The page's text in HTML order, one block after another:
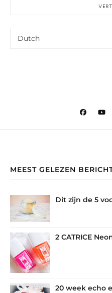
MEEST GELEZEN
Dit zijn de 5
2 CATRICE
20 week echo